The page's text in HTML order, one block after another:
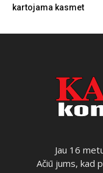
kartojama kasmet
Jau 16
Ačiū jums, kad